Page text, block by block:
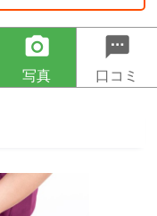
camera_alt
写真
sms
口コミ